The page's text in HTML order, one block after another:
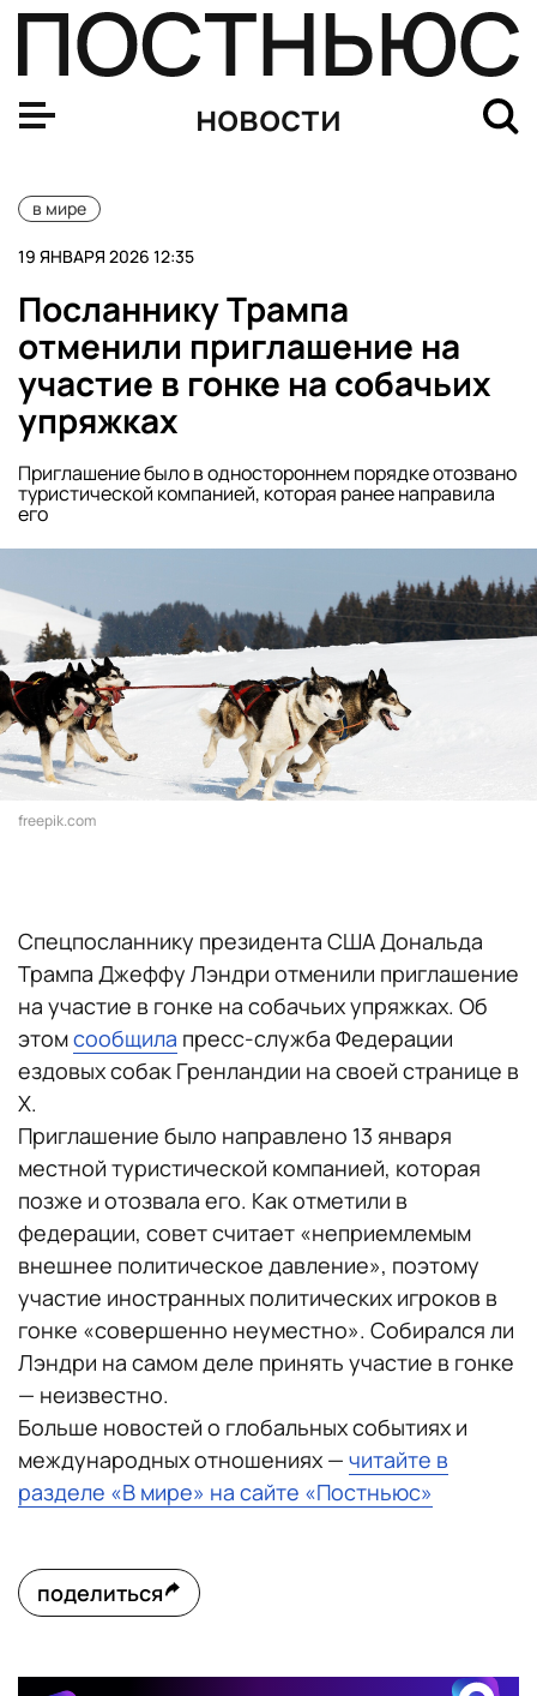
новости
в мире
19 ЯНВАРЯ 2026 12:35
Посланнику Трампа
отменили приглашение на
участие в гонке на собачьих
упряжках
Приглашение было в одностороннем порядке отозвано
туристической компанией, которая ранее направила
его
freepik.com
Спецпосланнику президента США Дональда
Трампа Джеффу Лэндри отменили приглашение
на участие в гонке на собачьих упряжках. Об
этомсообщила пресс-служба Федерации
ездовых собак Гренландии на своей странице в
Х.
Приглашение было направлено 13 января
местной туристической компанией, которая
позже и отозвала его. Как отметили в
федерации, совет считает «неприемлемым
внешнее политическое давление», поэтому
участие иностранных политических игроков в
гонке «совершенно неуместно». Собирался ли
Лэндри на самом деле принять участие в гонке
— неизвестно.
Больше новостей о глобальных событиях и
международных отношениях — читайте в
разделе «В мире» на сайте «Постньюс»
поделиться
Кирилл Дмитриев посетит форум в Давосе для